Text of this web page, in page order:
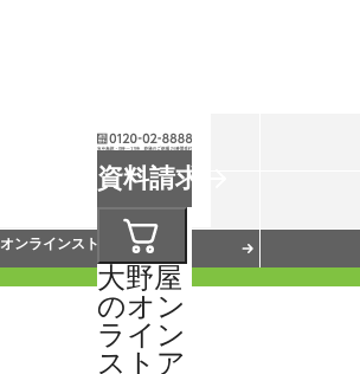
資料請求
大野屋
のオン
ライン
ストア
オンラインストア